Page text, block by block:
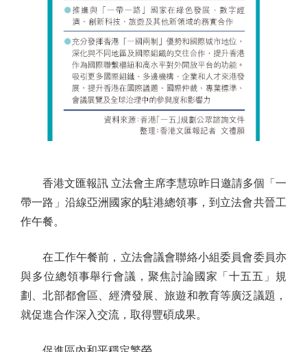
香港文匯報訊 立法會主席李慧琼昨日邀請多個「一
帶一路」沿線亞洲國家的駐港總領事，到立法會共晉工
作午餐。
在工作午餐前，立法會議會聯絡小組委員會委員亦
與多位總領事舉行會議，聚焦討論國家「十五五」規
劃、北部都會區、經濟發展、旅遊和教育等廣泛議題，
就促進合作深入交流，取得豐碩成果。